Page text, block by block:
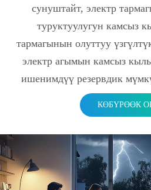
сунуштайт, электр
туруктуулугун камсыз
тармагынын олуттуу
электр агымын камсыз
ишенимдүү резервдик
КӨБҮРӨӨК